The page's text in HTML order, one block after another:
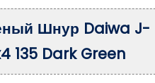
Шнур Daiwa J-
135 Dark Green